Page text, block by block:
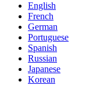
English
French
German
Portuguese
Spanish
Russian
Japanese
Korean